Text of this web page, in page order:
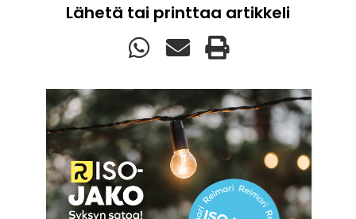
Lähetä tai printtaa artikkeli